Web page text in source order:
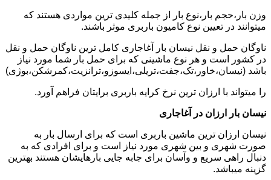
وزن بار،حجم بار،نوع بار از جمله کلیدی ترین مواردی هستند که
میتوانند در تعیین نوع کامیون باربری موثر باشند.
ناوگان حمل و نقل نیسان بار آغاجاری کامل ترین ناوگان حمل و نقل
در کشور است و هر نوع ماشینی که برای حمل بار شما مورد نیاز
باشد (نیسان،خاور،تک،جفت،تریلی،ایسوزو،ترانزیت،کمرشکن،بوژی)
را میتواند با ارزان ترین نرخ کرایه باربری برایتان فراهم آورد.
نیسان بار ارزان در آغاجاری
نیسان ارزان ترین ماشین باربری است که برای ارسال بار به
صورت شهری و بین شهری مورد نیاز است و برای افرادی که به
دنبال راهی سریع و وآسان برای جابه جایی بارهایشان هستند بهترین
گزینه میباشد.